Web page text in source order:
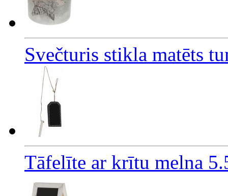
Svečturis stikla matēts
Tāfelīte ar krītu melna